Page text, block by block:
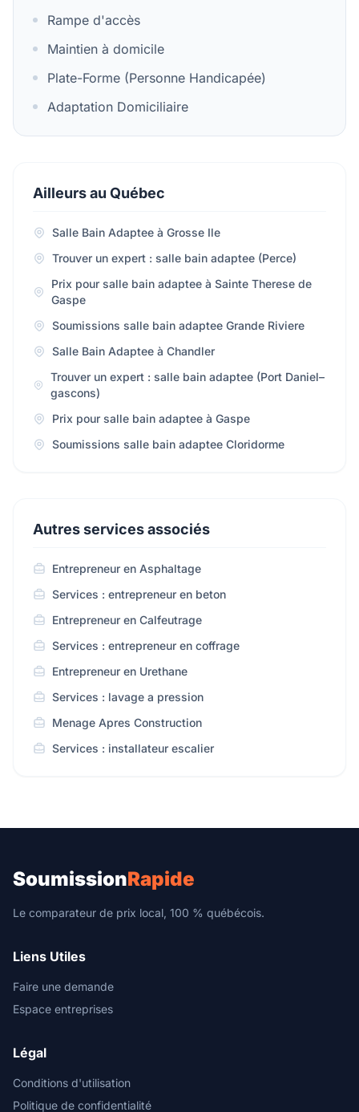
Rampe d'accès
Maintien à domicile
Plate-Forme (Personne Handicapée)
Adaptation Domiciliaire
Ailleurs au Québec
Salle Bain Adaptee à Grosse Ile
Trouver un expert : salle bain adaptee (Perce)
Prix pour salle bain adaptee à Sainte Therese de
Gaspe
Soumissions salle bain adaptee Grande Riviere
Salle Bain Adaptee à Chandler
Trouver un expert : salle bain adaptee (Port Daniel–
gascons)
Prix pour salle bain adaptee à Gaspe
Soumissions salle bain adaptee Cloridorme
Autres services associés
Entrepreneur en Asphaltage
Services : entrepreneur en beton
Entrepreneur en Calfeutrage
Services : entrepreneur en coffrage
Entrepreneur en Urethane
Services : lavage a pression
Menage Apres Construction
Services : installateur escalier
SoumissionRapide
Le comparateur de prix local, 100 % québécois.
Liens Utiles
Faire une demande
Espace entreprises
Légal
Conditions d'utilisation
Politique de confidentialité